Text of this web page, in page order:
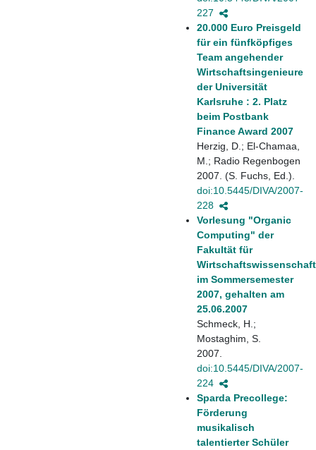
227
20.000 Euro Preisgeld
für ein fünfköpfiges
Team angehender
Wirtschaftsingenieure
der Universität
Karlsruhe : 2. Platz
beim Postbank
Finance Award 2007
Herzig, D.; El-Chamaa,
M.; Radio Regenbogen
2007. (S. Fuchs, Ed.).
doi:10.5445/DIVA/2007-
228
Vorlesung "Organic
Computing" der
Fakultät für
im Sommersemester
2007, gehalten am
25.06.2007
Schmeck, H.;
Mostaghim, S.
2007.
doi:10.5445/DIVA/2007-
224
Sparda Precollege:
Förderung
musikalisch
talentierter Schüler